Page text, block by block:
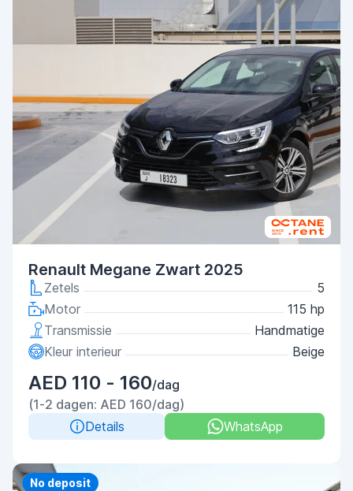
Renault Megane Zwart 2025
Zetels
5
Motor
115 hp
Transmissie
Handmatige
Kleur interieur
Beige
AED 110 - 160/dag
(1-2 dagen: AED 160/dag)
Details
WhatsApp
Priority
No deposit